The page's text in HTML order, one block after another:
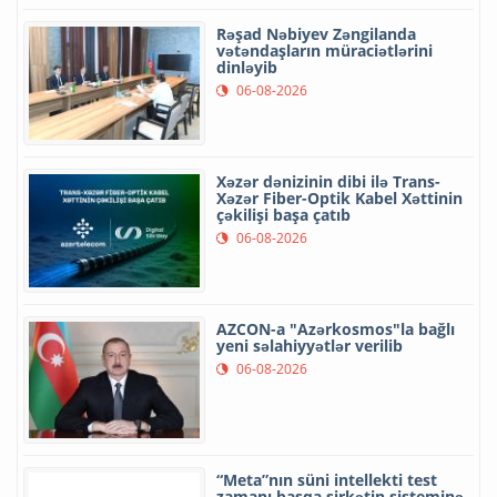
Rəşad Nəbiyev Zəngilanda
vətəndaşların müraciətlərini
dinləyib
06-08-2026
Xəzər dənizinin dibi ilə Trans-
Xəzər Fiber-Optik Kabel Xəttinin
çəkilişi başa çatıb
06-08-2026
AZCON-a "Azərkosmos"la bağlı
yeni səlahiyyətlər verilib
06-08-2026
“Meta”nın süni intellekti test